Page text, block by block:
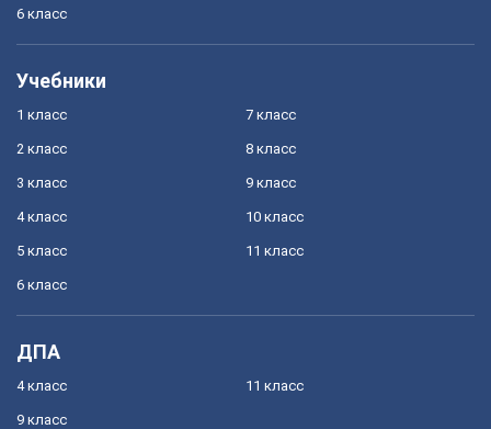
6 класс
Учебники
1 класс
2 класс
3 класс
4 класс
5 класс
6 класс
7 класс
8 класс
9 класс
10 класс
11 класс
ДПА
4 класс
9 класс
11 класс